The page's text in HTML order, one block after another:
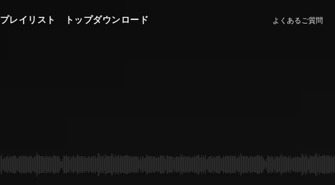
プレイリスト トップダウンロード よくあるご質問